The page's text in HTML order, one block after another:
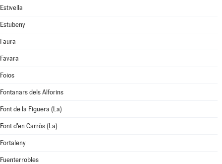
Estivella
Estubeny
Faura
Favara
Foios
Fontanars dels Alforins
Font de la Figuera (La)
Font d'en Carròs (La)
Fortaleny
Fuenterrobles